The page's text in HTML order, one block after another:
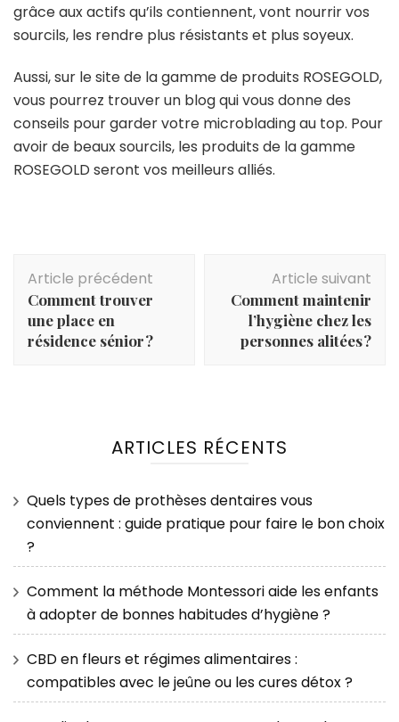
grâce aux actifs qu’ils contiennent, vont nourrir vos
sourcils, les rendre plus résistants et plus soyeux.
Aussi, sur le site de la gamme de produits ROSEGOLD,
vous pourrez trouver un blog qui vous donne des
conseils pour garder votre microblading au top. Pour
avoir de beaux sourcils, les produits de la gamme
ROSEGOLD seront vos meilleurs alliés.
Navigation
d'article
Article précédent
Comment trouver
une place en
résidence sénior ?
Article suivant
Comment maintenir
l’hygiène chez les
personnes alitées ?
ARTICLES RÉCENTS
Quels types de prothèses dentaires vous
conviennent : guide pratique pour faire le bon choix
?
Comment la méthode Montessori aide les enfants
à adopter de bonnes habitudes d’hygiène ?
CBD en fleurs et régimes alimentaires :
compatibles avec le jeûne ou les cures détox ?